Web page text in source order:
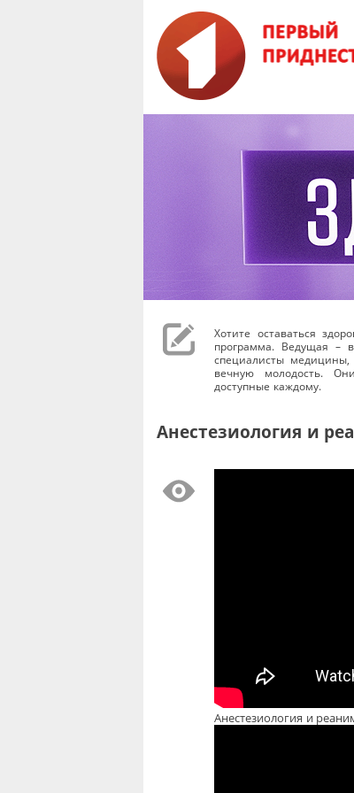
Хотите оставаться
программа. Ведущая –
специалисты
вечную молодость.
доступные каждому.
Анестезиология и
Анестезиология и